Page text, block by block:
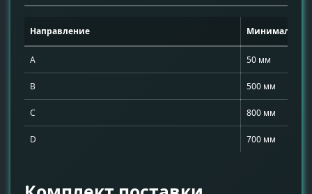
Направление Минимальное
A 50 мм
B 500 мм
C 800 мм
D 700 мм